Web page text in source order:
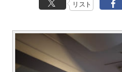
リスト